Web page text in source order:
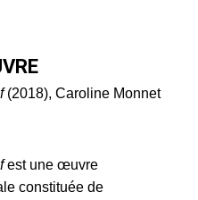
(2018), Caroline Monnet
est une œuvre
constituée de